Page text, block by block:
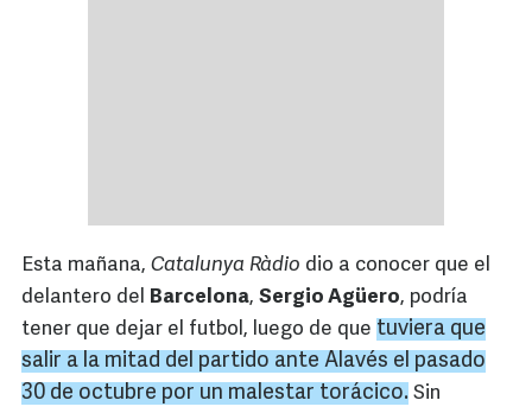
Esta mañana, Catalunya Ràdio dio a conocer que el
delantero del Barcelona, Sergio Agüero, podría
tener que dejar el futbol, luego de que tuviera que
salir a la mitad del partido ante Alavés el pasado
30 de octubre por un malestar torácico. Sin